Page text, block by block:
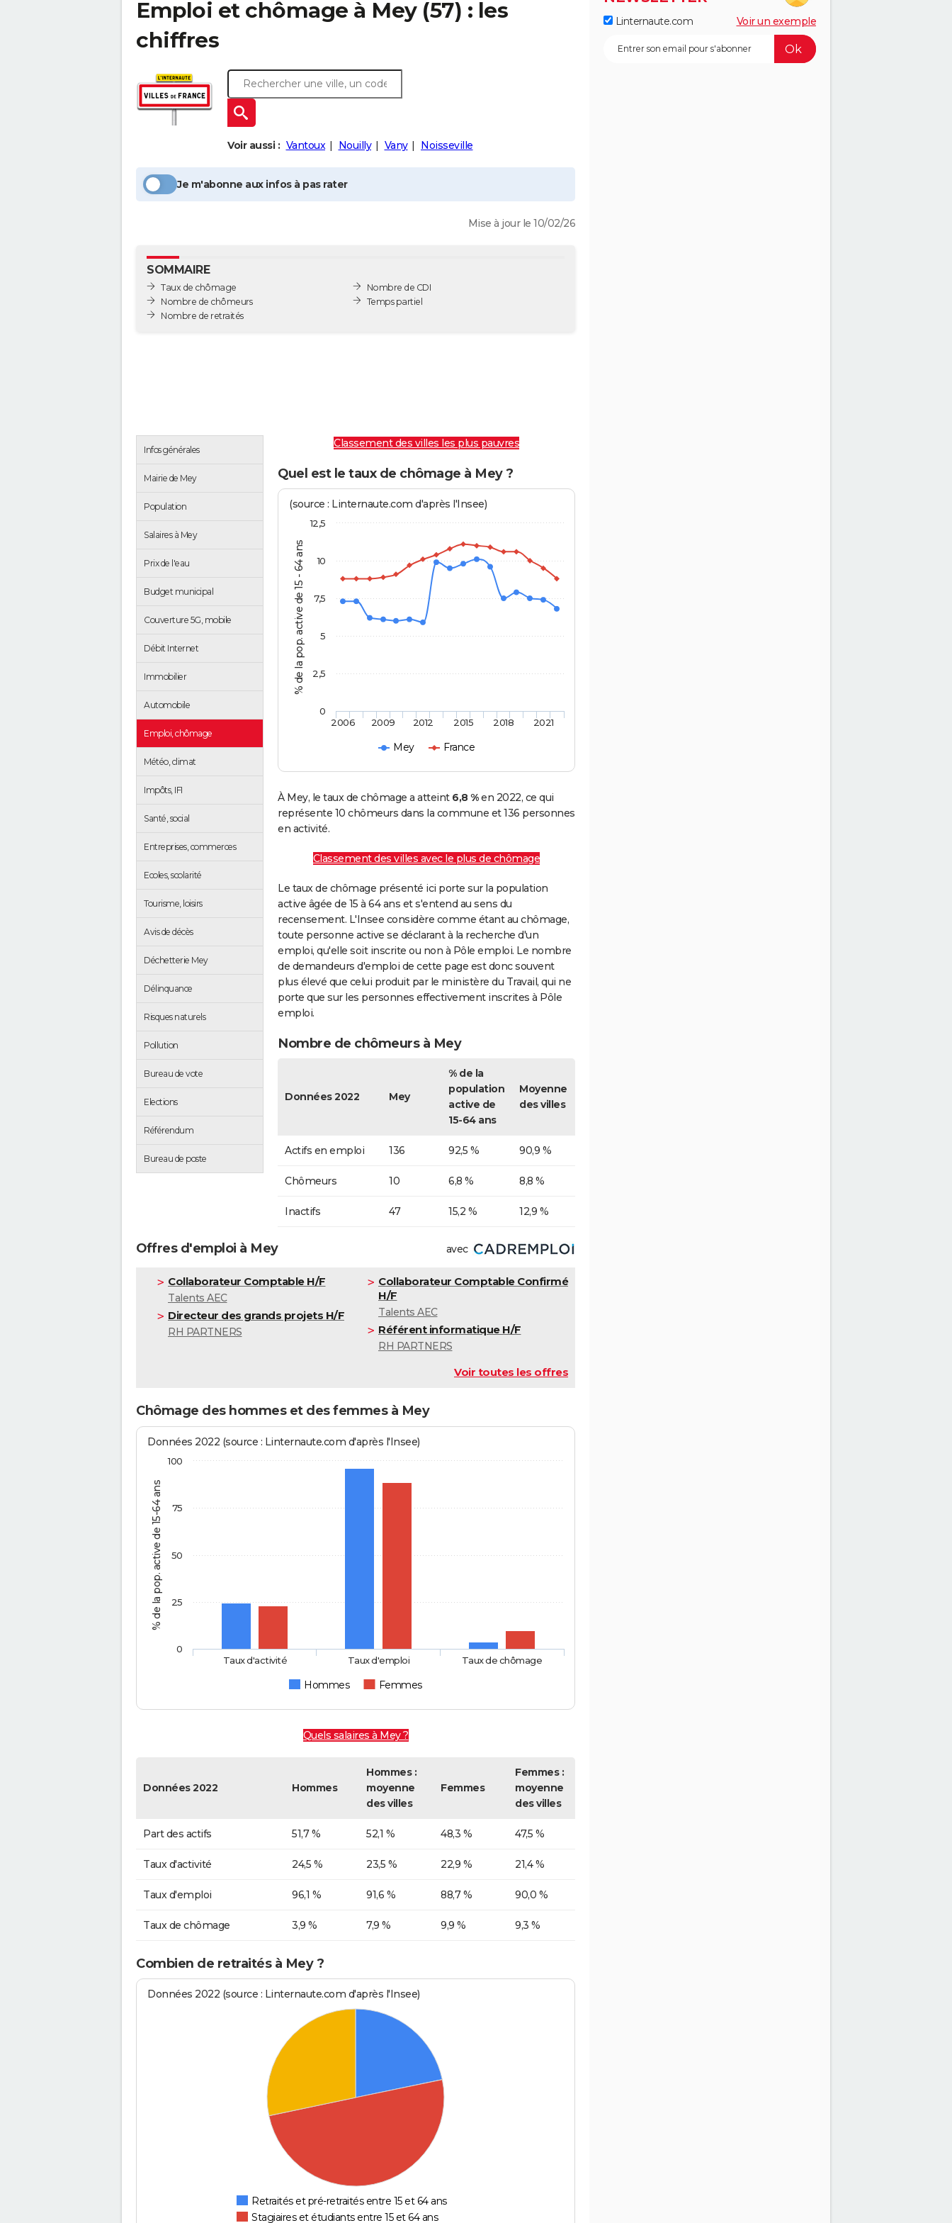
Emploi et chômage à Mey(57) : les
chiffres
Voir aussi : Vantoux Nouilly Vany Noisseville
Je m'abonne aux infos à pas rater
Mise à jour le 10/02/26
SOMMAIRE
Taux de chômage
Nombre de chômeurs
Nombre de retraités
Nombre de CDI
Temps partiel
Infos générales
Mairie de Mey
Population
Salaires à Mey
Prix de l'eau
Budget municipal
Couverture 5G, mobile
Débit Internet
Immobilier
Automobile
Emploi, chômage
Météo, climat
Impôts, IFI
Santé, social
Entreprises, commerces
Ecoles, scolarité
Tourisme, loisirs
Avis de décès
Déchetterie Mey
Délinquance
Risques naturels
Pollution
Bureau de vote
Elections
Référendum
Bureau de poste
Classement des villes les plus pauvres
Quel est le taux de chômage à Mey ?
% de la pop. active de 15 - 64 ans
(source : Linternaute.com d'après l'Insee)
Mey France
2006 2009 2012 2015 2018 2021
0
2,5
5
7,5
10
12,5
À Mey, le taux de chômage a atteint 6,8 %en 2022, ce qui
représente 10 chômeurs dans la commune et 136 personnes
en activité.
Classement des villes avec le plus de chômage
Le taux de chômage présenté ici porte sur la population
active âgée de 15 à 64 ans et s'entend au sens du
recensement. L'Insee considère comme étant au chômage,
toute personne active se déclarant à la recherche d'un
emploi, qu'elle soit inscrite ou non à Pôle emploi. Le nombre
de demandeurs d'emploi de cette page est donc souvent
plus élevé que celui produit par le ministère du Travail, qui ne
porte que sur les personnes effectivement inscrites à Pôle
emploi.
Nombre de chômeurs à Mey
Données 2022 Mey
% de la
population
active de
15-64 ans
Moyenne
des villes
Actifs en emploi 136 92,5 % 90,9 %
Chômeurs 10 6,8 % 8,8 %
Inactifs 47 15,2 % 12,9 %
Offres d'emploi à Mey avec
Collaborateur Comptable H/F
Talents AEC
Directeur des grands projets H/F
RH PARTNERS
Collaborateur Comptable Confirmé
H/F
Talents AEC
Référent informatique H/F
RH PARTNERS
Voir toutes les offres
Chômage des hommes et des femmes à Mey
% de la pop. active de 15-64 ans
Données 2022 (source : Linternaute.com d'après l'Insee)
Hommes Femmes
Taux d'activité Taux d'emploi Taux de chômage
0
25
50
75
100
Quels salaires à Mey ?
Données 2022 Hommes
Hommes :
moyenne
des villes
Femmes
Femmes :
moyenne
des villes
Part des actifs 51,7 % 52,1 % 48,3 % 47,5 %
Taux d'activité 24,5 % 23,5 % 22,9 % 21,4 %
Taux d'emploi 96,1 % 91,6 % 88,7 % 90,0 %
Taux de chômage 3,9 % 7,9 % 9,9 % 9,3 %
Combien de retraités à Mey ?
Données 2022 (source : Linternaute.com d'après l'Insee)
Retraités et pré-retraités entre 15 et 64 ans
Stagiaires et étudiants entre 15 et 64 ans
Linternaute.com Voir un exemple